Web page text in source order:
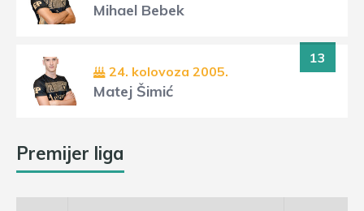
Mihael Bebek
13
24. kolovoza 2005.
Matej Šimić
Premijer liga